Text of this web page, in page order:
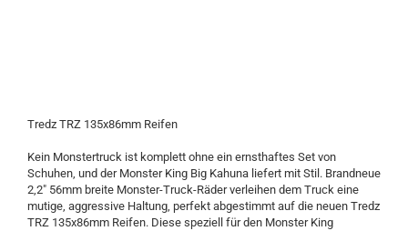
Tredz TRZ 135x86mm Reifen
Kein Monstertruck ist komplett ohne ein ernsthaftes Set von
Schuhen, und der Monster King Big Kahuna liefert mit Stil. Brandneue
2,2" 56mm breite Monster-Truck-Räder verleihen dem Truck eine
mutige, aggressive Haltung, perfekt abgestimmt auf die neuen Tredz
TRZ 135x86mm Reifen. Diese speziell für den Monster King